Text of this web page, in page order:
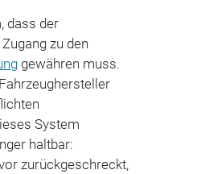
dass der
zu den
gewähren muss.
System
haltbar:
zurückgeschreckt,